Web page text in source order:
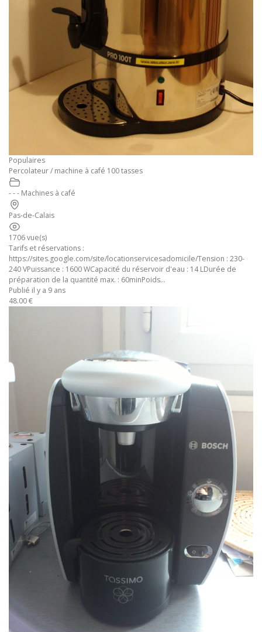
Populaires
Percolateur / machine à café 100 tasses
- - - Machines à café
Pas-de-Calais
1706 vue(s)
Tarifs et réservations :
https://sites.google.com/site/locationservicesadomicile/Tension : 230-
240 VPuissance : 1600 WCapacité du réservoir d'eau : 14 LDurée de
préparation de la quantité max. : 60minPoids...
Publié il y a 9 ans
48.00 €